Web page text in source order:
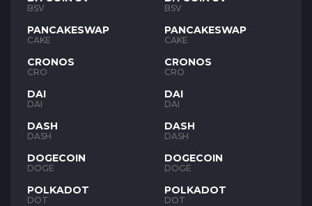
BSV
PANCAKESWAP
CAKE
CRONOS
CRO
DAI
DAI
DASH
DASH
DOGECOIN
DOGE
POLKADOT
DOT
BSV
PANCAKESWAP
CAKE
CRONOS
CRO
DAI
DAI
DASH
DASH
DOGECOIN
DOGE
POLKADOT
DOT